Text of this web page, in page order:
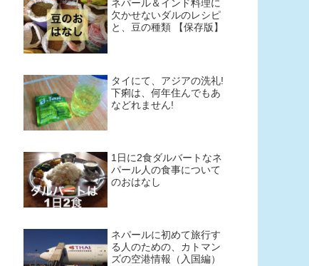
ネパール＆インド料理に
欠かせないダルのレシピ
と、豆の種類 【保存版】
タイにて、アジアの洗礼!
下痢は、何年住んでもあ
などれません!
1日に2食ダルバートなネ
パール人の食事について
のおはなし
ネパールに初めて旅行す
る人のための、カトマン
ズの空港情報（入国編）